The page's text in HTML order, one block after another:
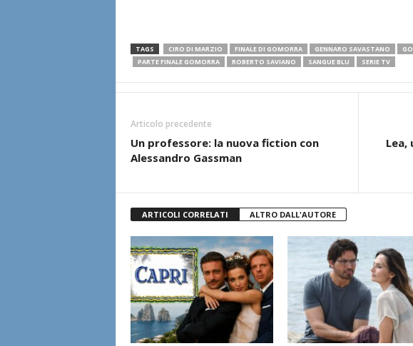
TAGS CIRO DI MARZIO FINALE DI GOMORRA GENNARO SAVASTANO
PARTE FINALE GOMORRA
ROBERTO SAVIANO SANGUE BLU SERIE TV
Articolo precedente
Un professore: la nuova fiction con
Alessandro Gassman
Lea,
ARTICOLI CORRELATI ALTRO DALL'AUTORE